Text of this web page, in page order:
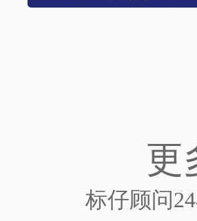
更
标仔顾问